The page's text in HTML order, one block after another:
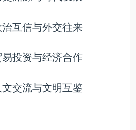
信与外交往来
资与经济合作
流与文明互鉴